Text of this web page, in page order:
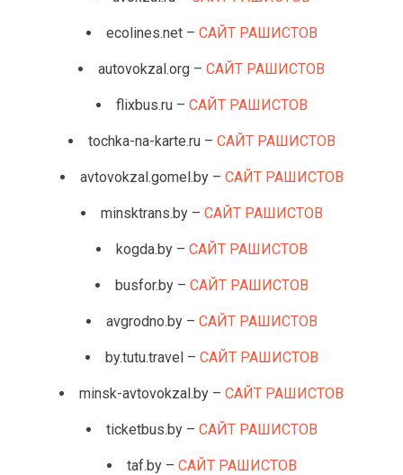
ecolines.net – САЙТ РАШИСТОВ
autovokzal.org – САЙТ РАШИСТОВ
flixbus.ru – САЙТ РАШИСТОВ
tochka-na-karte.ru – САЙТ РАШИСТОВ
avtovokzal.gomel.by – САЙТ РАШИСТОВ
minsktrans.by – САЙТ РАШИСТОВ
kogda.by – САЙТ РАШИСТОВ
busfor.by – САЙТ РАШИСТОВ
avgrodno.by – САЙТ РАШИСТОВ
by.tutu.travel – САЙТ РАШИСТОВ
minsk-avtovokzal.by – САЙТ РАШИСТОВ
ticketbus.by – САЙТ РАШИСТОВ
taf.by – САЙТ РАШИСТОВ